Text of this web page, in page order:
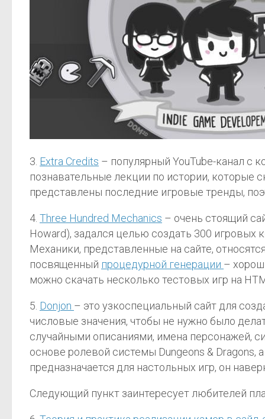
3. Extra Credits – популярный YouTube-канал с
познавательные лекции по истории, которые
представлены последние игровые тренды,
4. Three Hundred Mechanics – очень стоящий
Howard), задался целью создать 300 игровых
Механики, представленные на сайте,
посвященный процедурной генерации –
можно скачать несколько тестовых игр на
5. Donjon – это узкоспециальный сайт для
числовые значения, чтобы не нужно было
случайными описаниями, имена персонажей,
основе ролевой системы Dungeons &
предназначается для настольных игр, он
Следующий пункт заинтересует любителей